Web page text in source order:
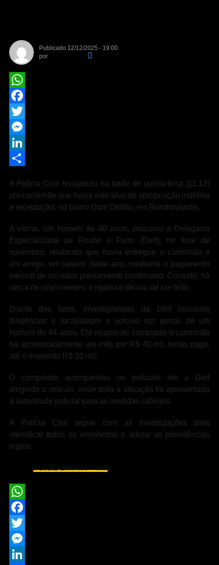
Publicado 12/12/2025 - 19:00
por
WhatsApp
Facebook
Twitter
Messenger
LinkedIn
A Polícia Civil recuperou na tarde de quinta-feira (11.12)
um caminhão que havia sido alvo de apropriação indébita
e receptação, no bairro Dom Osório, em Rondonópolis.
A vítima, um homem de 40 anos, procurou a Delegacia
Especializada de Roubo e Furto (Derf), no final de
novembro, relatando que havia entregue o caminhão a
um amigo, em janeiro deste ano, mediante o pagamento
mensal de um valor previamente combinado. Contudo, há
cerca de cinco meses, o repasse deixou de ser feito.
Diante dos fatos, investigadores da Derf iniciaram
diligências e localizaram o veículo em posse de um
homem de 44 anos. Ele relatou ter comprado o caminhão
há aproximadamente um mês por R$ 40 mil, tendo pago,
até o momento R$ 10 mil.
O comprador acompanhou os policiais até a Derf
dirigindo o veículo, onde toda a situação foi apresentada
à autoridade policial para as medidas cabíveis.
A Polícia Civil segue com as investigações para
identificar todos os envolvidos e adotar as providências
legais.
WhatsApp
Facebook
Twitter
Messenger